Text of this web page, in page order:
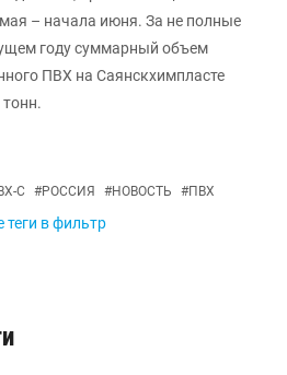
– начала июня. За не полные
году суммарный объем
ПВХ на Саянскхимпласте
С #РОССИЯ #НОВОСТЬ #ПВХ
теги в фильтр